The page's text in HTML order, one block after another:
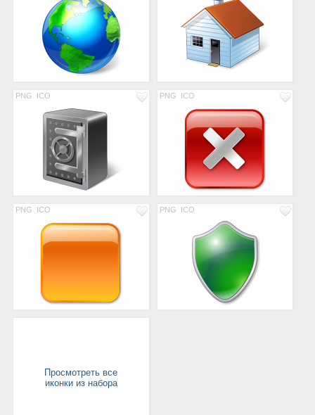
PNG ICO PNG ICO
PNG ICO PNG ICO
Просмотреть все
иконки из набора